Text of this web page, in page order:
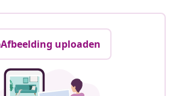
Afbeelding uploaden